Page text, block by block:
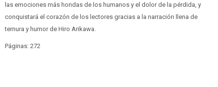
las emociones más hondas de los humanos y el dolor de la pérdida, y
conquistará el corazón de los lectores gracias a la narración llena de
ternura y humor de Hiro Arikawa.
Páginas: 272